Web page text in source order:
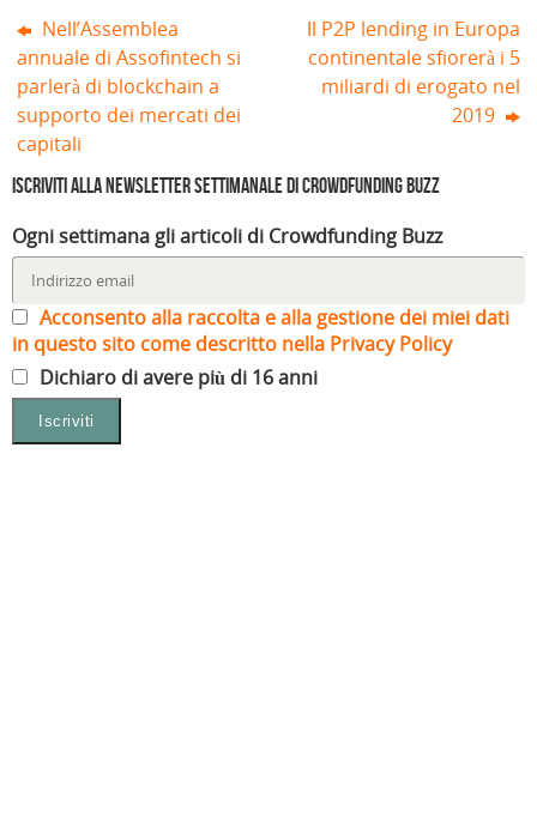
Nell’Assemblea
annuale di Assofintech si
parlerà di blockchain a
supporto dei mercati dei
capitali
Il P2P lending in Europa
continentale sfiorerà i 5
miliardi di erogato nel
2019
Iscriviti alla Newsletter settimanale di Crowdfunding Buzz
Ogni settimana gli articoli di Crowdfunding Buzz
Acconsento alla raccolta e alla gestione dei miei dati
in questo sito come descritto nella Privacy Policy
Dichiaro di avere più di 16 anni